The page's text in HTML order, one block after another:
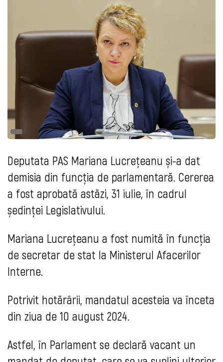
Deputata PAS Mariana Lucrețeanu și-a dat
demisia din funcția de parlamentară. Cererea
a fost aprobată astăzi, 31 iulie, în cadrul
ședinței Legislativului.
Mariana Lucrețeanu a fost numită în funcția
de secretar de stat la Ministerul Afacerilor
Interne.
Potrivit hotărârii, mandatul acesteia va înceta
din ziua de 10 august 2024.
Astfel, în Parlament se declară vacant un